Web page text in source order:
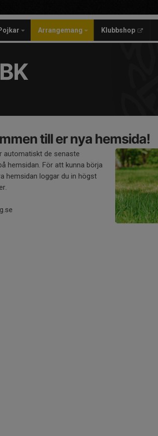
Arrangemang Klubbshop
till er nya hemsida!
automatiskt de senaste
hemsidan. För att kunna börja
hemsidan loggar du in högst